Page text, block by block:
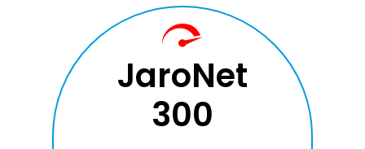
JaroNet
300